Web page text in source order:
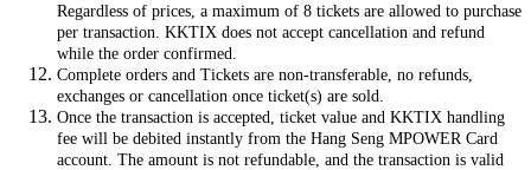
Regardless of prices, a maximum of 8 tickets are allowed to purchase
per transaction. KKTIX does not accept cancellation and refund
while the order confirmed.
Complete orders and Tickets are non-transferable, no refunds,
exchanges or cancellation once ticket(s) are sold.
Once the transaction is accepted, ticket value and KKTIX handling
fee will be debited instantly from the Hang Seng MPOWER Card
account. The amount is not refundable, and the transaction is valid